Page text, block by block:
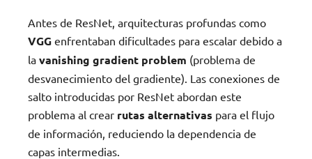
Antes de ResNet, arquitecturas profundas como
VGG enfrentaban dificultades para escalar debido a
la vanishing gradient problem (problema de
desvanecimiento del gradiente). Las conexiones de
salto introducidas por ResNet abordan este
problema al crear rutas alternativas para el flujo
de información, reduciendo la dependencia de
capas intermedias.